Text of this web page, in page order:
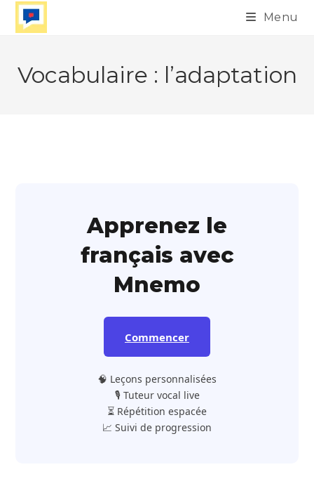
Skip
Menu
Vocabulaire : l’adaptation
Apprenez le
français avec
Mnemo
Commencer
🧠 Leçons personnalisées
🎙️ Tuteur vocal live
⏳ Répétition espacée
📈 Suivi de progression